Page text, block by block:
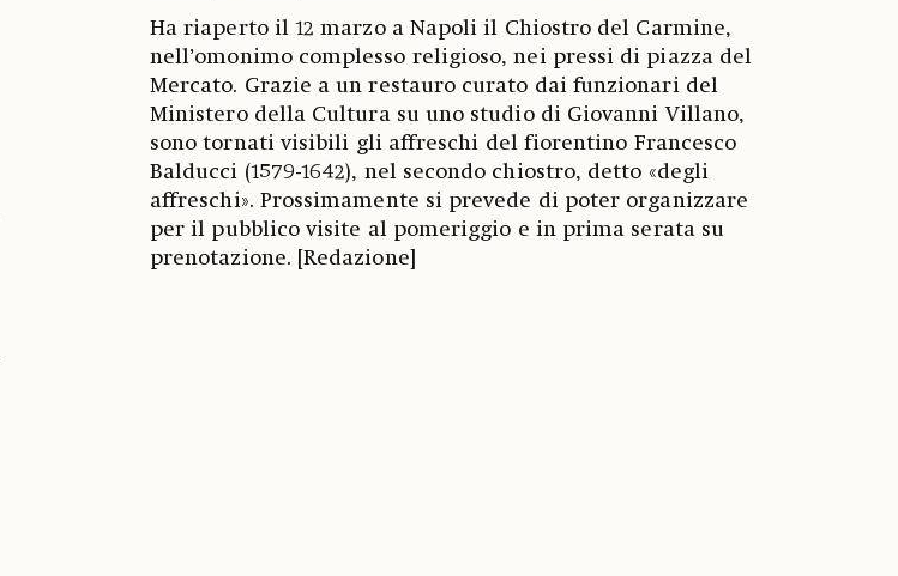
Ha riaperto il 12 marzo a Napoli il Chiostro del Carmine,
nell’omonimo complesso religioso, nei pressi di piazza del
Mercato. Grazie a un restauro curato dai funzionari del
Ministero della Cultura su uno studio di Giovanni Villano,
sono tornati visibili gli affreschi del fiorentino Francesco
Balducci (1579-1642), nel secondo chiostro, detto «degli
affreschi». Prossimamente si prevede di poter organizzare
per il pubblico visite al pomeriggio e in prima serata su
prenotazione. [Redazione]